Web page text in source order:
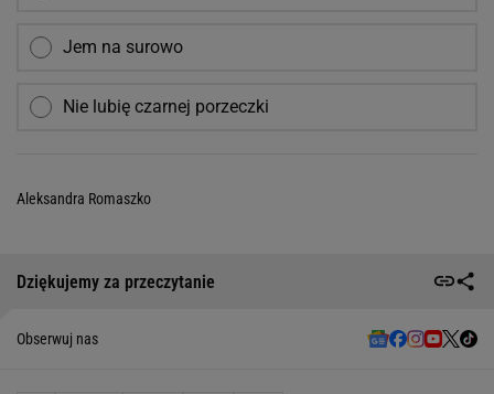
Jem na surowo
Nie lubię czarnej porzeczki
Aleksandra Romaszko
Dziękujemy za przeczytanie
Obserwuj nas